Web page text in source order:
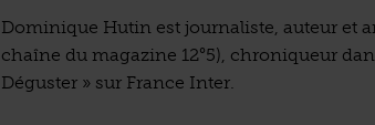
Dominique Hutin est journaliste, auteur et
chaîne du magazine 12°5), chroniqueur
Déguster » sur France Inter.